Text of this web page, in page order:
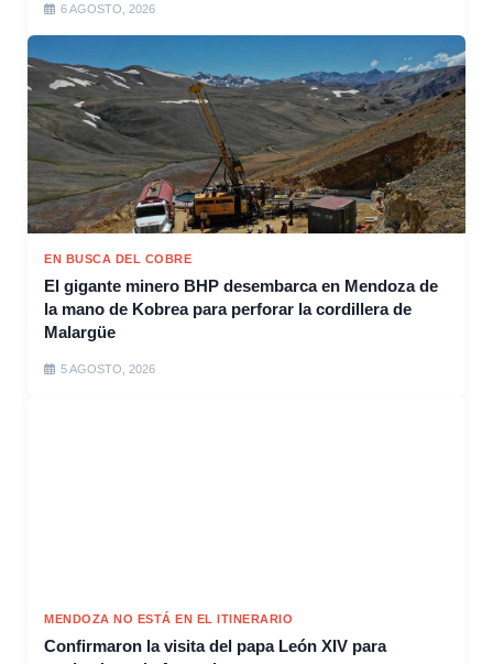
6 AGOSTO, 2026
EN BUSCA DEL COBRE
El gigante minero BHP desembarca en Mendoza de
la mano de Kobrea para perforar la cordillera de
Malargüe
5 AGOSTO, 2026
MENDOZA NO ESTÁ EN EL ITINERARIO
Confirmaron la visita del papa León XIV para